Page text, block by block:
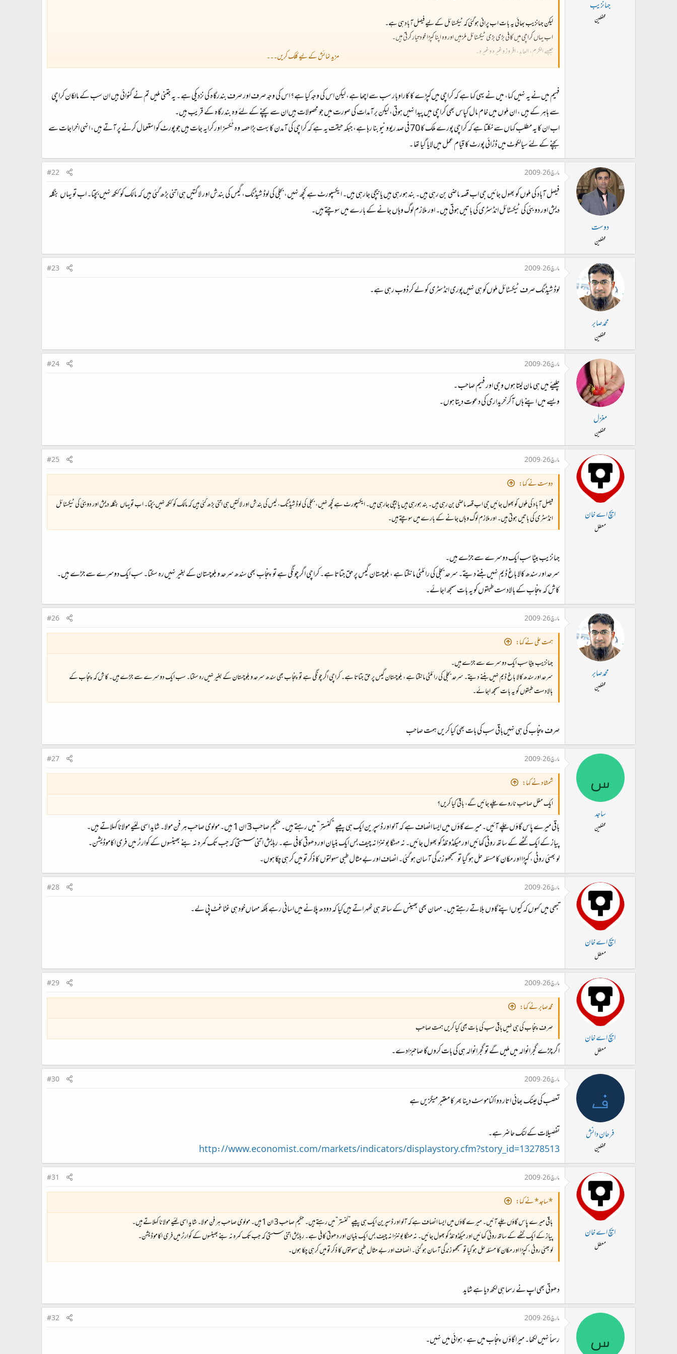
جہانزیب
محفلین
لیکن جہانزیب بھائی یہ بات اب پرانی ہوگئی کہ ٹیکسٹائل کے لیے فیصل آباد ہی ہے۔
اب یہاں کراچی میں کافی بڑی بڑی ٹیکسٹائل ملز ہیں اور وہ اپنا کپڑا خود تیار کرتی ہیں۔
جیسے الکرم، العابد، افروز وغیرہ وغیرہ۔
اب یہ مت کہیے گا کہ اس کے لیے کپاس کہاں سے آتا ہے
مزید نمائش کے لیے کلک کریں۔۔۔
فہیم میں‌نے یہ نہیں‌ کہا، میں‌ نے یہی کہا ہے کہ کراچی میں‌کپڑے کا کاراوبار سب سے اچھا ہے، لیکن اس کی وجہ کیا ہے؟ اس کی وجہ صرف اور صرف بندرگاہ کی نزدیکی ہے ۔ یہ جتنی ملیں‌ تم نے گنوائی ہیں‌ ان سب کے مالکان کراچی
سے باہر کے ہیں‌ ، ان ملوں‌ میں‌ خام مال کپاس بھی کراچی میں‌پیدا نہیں‌ ہوتی، لیکن برآمدات کی صورت میں‌ جو محصولات ہیں‌ان سے پچنے کے لئے وہ بندرگاہ کے قریب ہیں‌۔
اب ان کا یہ مطلب کہاں‌سے نکلتا ہے کہ کراچی پورے ملک کا 70 فی صد ریوونیو بنا رہا ہے، جبکہ حیقت یہ ہے کہ کراچی کی آمدن کا بہت بڑا حصہ وہ ٹٰکسز اور کرایہ جات ہیں‌ جو پورٹ‌ کو استعمال کرنے پر آتے ہیں‌، انہی اخراجات سے
بچنے کے لئے سیالکوٹ‌ میں‌ ڈڑائی پورٹ‌ کا قیام عمل میں‌لایا گیا تھا ۔
دوست
محفلین
مارچ 26، 2009 #22
فیصل آباد کی ملوں کو بھول جائیں جی اب قصہ ماضی بن رہی ہیں۔ بند ہورہی ہیں یا بیچی جارہی ہیں۔ ایکسپورٹ ہے کچھ نہیں، بجلی کی لوڈ شیڈنگ، گیس کی بندش اور لاگتیں ہی اتنی بڑھ گئی ہیں کہ مالک کو ککھ نہیں بچتا۔ اب تو یہاں بنگلہ
دیش اور دوبئی کی ٹیکسٹائل انڈسٹری کی باتیں ہوتی ہیں۔ اور ملازم لوگ وہاں جانے کے بارے میں سوچتے ہیں۔
محمدصابر
محفلین
مارچ 26، 2009 #23
لوڈ شیڈنگ صرف ٹیکسٹائل ملوں‌کو ہی نہیں‌پوری انڈسٹری کو لے کر ڈوب رہی ہے۔
مغزل
محفلین
مارچ 26، 2009 #24
چلیئے میں ہی مان لیتا ہوں وجی اور فہیم صاحب ۔
ویسے میں اپنے ہاں آکر خریداری کی دعوت دیتا ہوں۔
ایچ اے خان
معطل
مارچ 26، 2009 #25
دوست نے کہا:
فیصل آباد کی ملوں کو بھول جائیں جی اب قصہ ماضی بن رہی ہیں۔ بند ہورہی ہیں یا بیچی جارہی ہیں۔ ایکسپورٹ ہے کچھ نہیں، بجلی کی لوڈ شیڈنگ، گیس کی بندش اور لاگتیں ہی اتنی بڑھ گئی ہیں کہ مالک کو ککھ نہیں بچتا۔ اب تو یہاں بنگلہ دیش اور دوبئی کی ٹیکسٹائل
انڈسٹری کی باتیں ہوتی ہیں۔ اور ملازم لوگ وہاں جانے کے بارے میں سوچتے ہیں۔
جہانزیب بیٹا سب ایک دوسرے سے جڑے ہیں۔
سرحد اور سندھ کالا باغ ڈیم نہیں‌بننے دیتے۔ سرحد بجلی کی رائلٹی مانگتا ہے ، بلوچستان گیس پر حق جتاتا ہے۔ کراچی اگر چونگی ہے تو پنجاب بھی سندھ سرحد و بلوچستان کے بغیر نہیں‌رہ سکتا۔ سب ایک دوسرے سے جڑے ہیں۔
کاش کہ پنجاب کے بالادست طبقوں کو یہ بات سمجھ اجائے۔
محمدصابر
محفلین
مارچ 26، 2009 #26
ہمت علی نے کہا:
جہانزیب بیٹا سب ایک دوسرے سے جڑے ہیں۔
سرحد اور سندھ کالا باغ ڈیم نہیں‌بننے دیتے۔ سرحد بجلی کی رائلٹی مانگتا ہے ، بلوچستان گیس پر حق جتاتا ہے۔ کراچی اگر چونگی ہے تو پنجاب بھی سندھ سرحد و بلوچستان کے بغیر نہیں‌رہ سکتا۔ سب ایک دوسرے سے جڑے ہیں۔ کاش کہ پنجاب کے
بالادست طبقوں کو یہ بات سمجھ اجائے۔
صرف پنجاب کی ہی نہیں‌باقی سب کی بات بھی کیا کریں ہمت صاحب
س
ساجد
محفلین
مارچ 26، 2009 #27
شمشاد نے کہا:
ایک مغل صاحب ناروے چلے جائیں گے، باقی کیا کریں؟
باقی میرے پاس گاؤں چلے آئیں۔ میرے گاؤں میں ایسا انصاف ہے کہ آلو اور ڈسپرین ایک ہی پیپے ”کنستر“ میں رہتے ہیں۔ حکیم صاحب 3 ان 1 ہیں۔ مولوی صاحب ہر فن مولا۔ شاید اسی لئیے مولانا کہلاتے ہیں۔
پیاز کے ایک گٹھے کے ساتھ روٹی کھائیں اور میکڈونلڈ کو بھول جائیں۔ نہ مہنگا بوننزا نہ چیف بس ایک بنیان اور دھوتی کافی ہے۔ رہایش اتنی سستی کہ جب تک کمرہ نہ بنے بھینسوں کے کوارٹر میں فری اکاموڈیشن۔
لو بھئی روٹی ، کپڑا اور مکان کا مسئلہ حل ہو گیا تو سمجھو زندگی آسان ہو گئی۔ انصاف اور بے مثال طبی سہولتوں کا ذکر تو میں کر ہی چکا ہوں۔
ایچ اے خان
معطل
مارچ 26، 2009 #28
تبھی میں کہوں‌کہ کیوں‌اپنے گاوں بلاتے رہتے ہیں۔ مہمان بھی بھینس کے ساتھ ہی ٹھہراتے ہیں‌کیا کہ دودھ پلانے میں‌اسانی رہے بلکہ مہماں‌خود ہی غٹاغٹ پی لے۔
ایچ اے خان
معطل
مارچ 26، 2009 #29
محمدصابر نے کہا:
صرف پنجاب کی ہی نہیں‌باقی سب کی بات بھی کیا کریں ہمت صاحب
اگر چڑے گجرانوالہ میں‌ملیں گے تو گجرانوالہ ہی کی بات کروں‌گا صاحبزادے۔
ف
فرحان دانش
محفلین
مارچ 26، 2009 #30
تعصب کی عینک بھائی اتار دو اکناموسٹ دینا بھر کا معتبر میگزیں ہے
تفصیلات کے لنک حا ضر ہے۔
http://www.economist.com/markets/indicators/displaystory.cfm?story_id=13278513
ایچ اے خان
معطل
مارچ 26، 2009 #31
*ساجد* نے کہا:
باقی میرے پاس گاؤں چلے آئیں۔ میرے گاؤں میں ایسا انصاف ہے کہ آلو اور ڈسپرین ایک ہی پیپے ”کنستر“ میں رہتے ہیں۔ حکیم صاحب 3 ان 1 ہیں۔ مولوی صاحب ہر فن مولا۔ شاید اسی لئیے مولانا کہلاتے ہیں۔
پیاز کے ایک گٹھے کے ساتھ روٹی کھائیں اور میکڈونلڈ کو بھول جائیں۔ نہ مہنگا بوننزا نہ چیف بس ایک بنیان اور دھوتی کافی ہے۔ رہایش اتنی سستی کہ جب تک کمرہ نہ بنے بھینسوں کے کوارٹر میں فری اکاموڈیشن۔
لو بھئی روٹی ، کپڑا اور مکان کا مسئلہ حل ہو گیا تو سمجھو زندگی آسان ہو گئی۔ انصاف اور بے مثال طبی سہولتوں کا ذکر تو میں کر ہی چکا ہوں۔
دھوتی بھی اپ نے رسما ہی لکھ دیا ہے شاید
س
مارچ 26، 2009 #32
رسماً نہیں لکھا۔ میرا گاؤں پنجاب میں ہے ، ہوائی میں نہیں۔